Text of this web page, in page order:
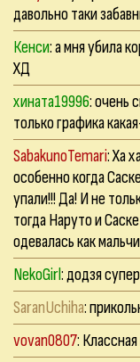
давольно таки
Кенси: а мня убила
ХД
хината19996: очень
только графика
SabakunoTemari: Ха
особенно когда
упали!!! Да! И не
тогда Наруто и
одевалась как
NekoGirl: додзя
SaranUchiha:
vovan0807: